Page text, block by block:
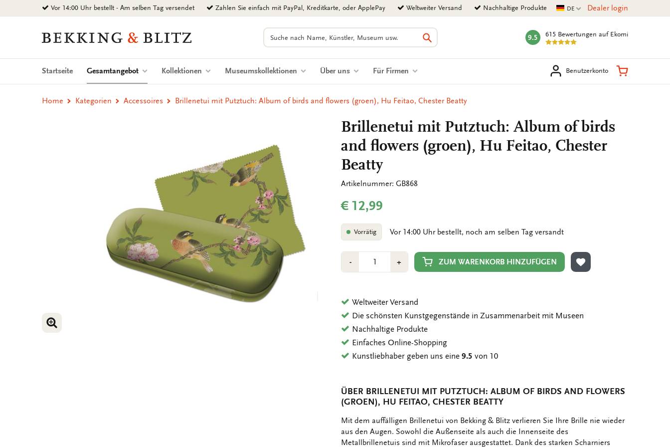
zum
Vor 14:00 Uhr bestellt - Am selben Tag versendet Zahlen Sie einfach mit PayPal, Kreditkarte, oder ApplePay Weltweiter Versand Nachhaltige Produkte Aktuelle Sprache
DE Dealer login
Bekking
Blitz
Uitgevers
Suchen
Suchen
mark:
9.5 615 Bewertungen auf Ekomi
Startseite Gesamtangebot (current)Kollektionen Museumskollektionen Über uns Für Firmen Benutzerkonto Warenkorb
Home Kategorien Accessoires Brillenetui mit Putztuch: Album of birds and flowers (groen), Hu Feitao, Chester Beatty
BILD VERGRÖSSERN
Brillenetui mit Putztuch: Album of birds
and flowers (groen), Hu Feitao, Chester
Beatty
Artikelnummer: GB868
€ 12,99
Vorrätig Vor 14:00 Uhr bestellt, noch am selben Tag versandt
-Min
1
+Plus
1
ZUM WARENKORB HINZUFÜGEN
ZUR WUNSCHLISTE
Weltweiter Versand
Die schönsten Kunstgegenstände in Zusammenarbeit mit Museen
Nachhaltige Produkte
Einfaches Online-Shopping
Kunstliebhaber geben uns eine9.5 von 10
ÜBER BRILLENETUI MIT PUTZTUCH: ALBUM OF BIRDS AND FLOWERS
(GROEN), HU FEITAO, CHESTER BEATTY
OMSCHRIJVING
Mit dem auffälligen Brillenetui von Bekking & Blitz verlieren Sie Ihre Brille nie wieder
aus den Augen. Sowohl die Außenseite als auch die Innenseite des
Metallbrillenetuis sind mit Mikrofaser ausgestattet. Dank des starken Scharniers